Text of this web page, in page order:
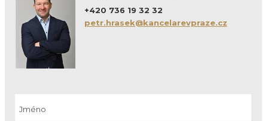
+420 736 19 32 32
petr.hrasek@kancelarevpraze.cz